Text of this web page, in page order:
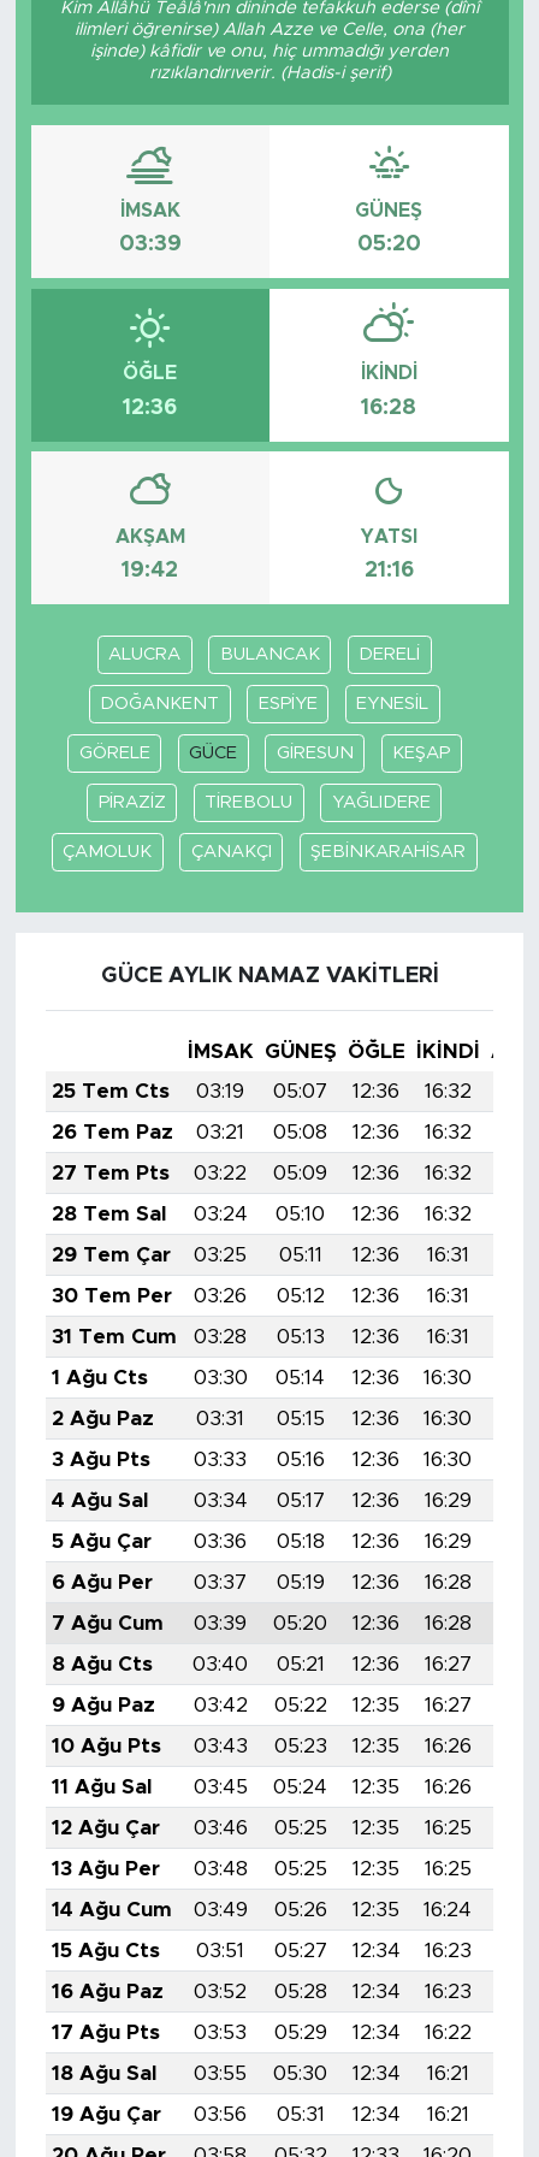
Kim Allâhü Teâlâ'nın dininde tefakkuh ederse (dînî
ilimleri öğrenirse) Allah Azze ve Celle, ona (her
işinde) kâfidir ve onu, hiç ummadığı yerden
rızıklandırıverir. (Hadis-i şerif)
İMSAK
03:39
GÜNEŞ
05:20
ÖĞLE
12:36
İKINDI
16:28
AKŞAM
19:42
YATSI
21:16
ALUCRA BULANCAK DERELİ
DOĞANKENT ESPİYE EYNESİL
GÖRELE GÜCE GİRESUN KEŞAP
PİRAZİZ TİREBOLU YAĞLIDERE
ÇAMOLUK ÇANAKÇI ŞEBİNKARAHİSAR
GÜCE AYLIK NAMAZ VAKITLERI
İMSAK GÜNEŞ ÖĞLE İKINDI
25 Tem Cts
03:19 05:07 12:36 16:32
26 Tem Paz
03:21 05:08 12:36 16:32
27 Tem Pts
03:22 05:09 12:36 16:32
28 Tem Sal
03:24 05:10 12:36 16:32
29 Tem Çar
03:25 05:11 12:36 16:31
30 Tem Per
03:26 05:12 12:36 16:31
31 Tem Cum
03:28 05:13 12:36 16:31
1 Ağu Cts
03:30 05:14 12:36 16:30
2 Ağu Paz
03:31 05:15 12:36 16:30
3 Ağu Pts
03:33 05:16 12:36 16:30
4 Ağu Sal
03:34 05:17 12:36 16:29
5 Ağu Çar
03:36 05:18 12:36 16:29
6 Ağu Per
03:37 05:19 12:36 16:28
7 Ağu Cum
03:39 05:20 12:36 16:28
8 Ağu Cts
03:40 05:21 12:36 16:27
9 Ağu Paz
03:42 05:22 12:35 16:27
10 Ağu Pts
03:43 05:23 12:35 16:26
11 Ağu Sal
03:45 05:24 12:35 16:26
12 Ağu Çar
03:46 05:25 12:35 16:25
13 Ağu Per
03:48 05:25 12:35 16:25
14 Ağu Cum
03:49 05:26 12:35 16:24
15 Ağu Cts
03:51 05:27 12:34 16:23
16 Ağu Paz
03:52 05:28 12:34 16:23
17 Ağu Pts
03:53 05:29 12:34 16:22
18 Ağu Sal
03:55 05:30 12:34 16:21
19 Ağu Çar
03:56 05:31 12:34 16:21
BİLİM-TEKNOLOJİ
RÖPÖRTAJ
ANALİZ
KULİS
YAZARLAR
POLİTİKA
EKONOMİ
KÜLTÜR SANAT
YAŞAM
TARİHTEN GÜNÜMÜZE
TARİH
SAĞLIK
MEDYA KÖŞESİ
FOTO GALERİ
VİDEOLAR
ALINTI YAZARLAR
SOSYAL MEDYA